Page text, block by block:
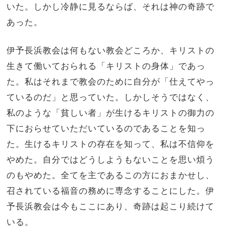
いた。しかし冷静に見るならば、それは神の奇跡で
あった。
伊予長浜教会は何もない教会どころか、キリストの
生きて働いておられる「キリストの身体」であっ
た。私はそれまで教会のために自分が「仕えてやっ
ているのだ」と思っていた。しかしそうではなく、
私のような「貧しい者」が生けるキリストの御力の
下におらせていただいているのであることを知っ
た。生けるキリストの存在を知って、私は不信仰を
やめた。自分ではどうしようもないことを思い煩う
のもやめた。全てを主であるこの方におまかせし、
召されている福音の務めに専念することにした。伊
予長浜教会は今もここにあり、奇跡は起こり続けて
いる。